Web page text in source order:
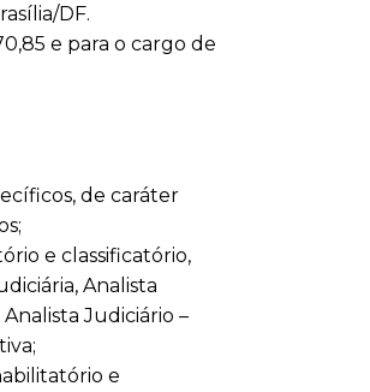
DF.
e para o cargo de
de caráter
e classificatório,
Analista
Judiciário –
e